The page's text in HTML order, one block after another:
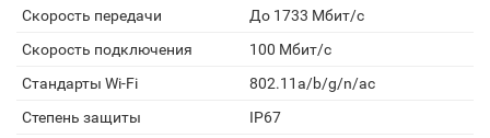
Скорость передачи
До 1733 Мбит/с
Скорость подключения
100 Мбит/с
Стандарты Wi-Fi
802.11a/b/g/n/ac
Степень защиты
IP67